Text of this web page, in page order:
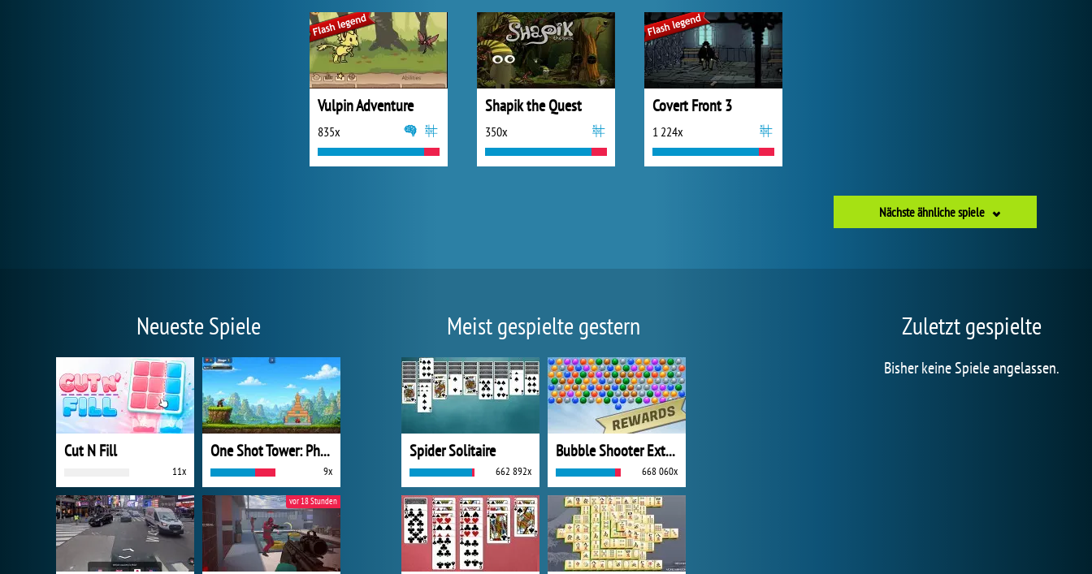
Vulpin Adventure
835x
Shapik the Quest
350x
Covert Front 3
1 224x
Nächste ähnliche spiele
Neueste Spiele
Cut N Fill
11x
One Shot Tower: Physics Destroyer
9x
vor 18 Stunden
Meist gespielte gestern
Spider Solitaire
662 892x
Bubble Shooter Extreme
668 060x
Zuletzt gespielte
Bisher keine Spiele angelassen.